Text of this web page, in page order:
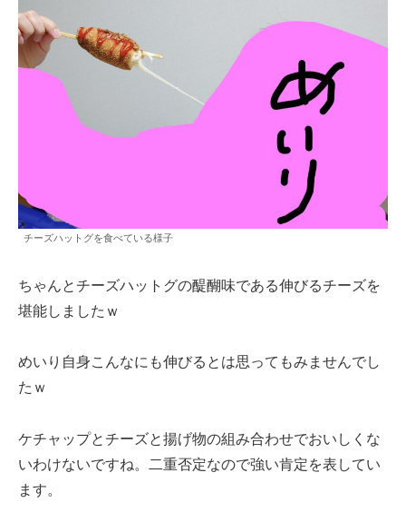
チーズハットグを食べている様子
ちゃんとチーズハットグの醍醐味である伸びるチーズを
堪能しましたｗ
めいり自身こんなにも伸びるとは思ってもみませんでし
たｗ
ケチャップとチーズと揚げ物の組み合わせでおいしくな
いわけないですね。二重否定なので強い肯定を表してい
ます。